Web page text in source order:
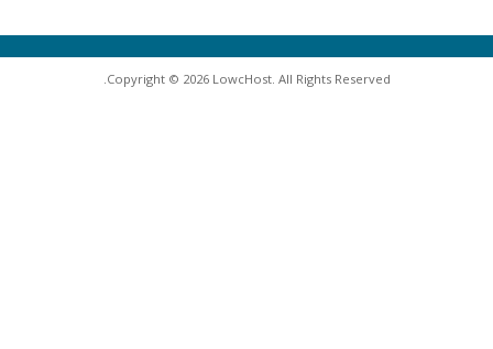
Copyright © 2026 LowcHost. All Rights Reserved.